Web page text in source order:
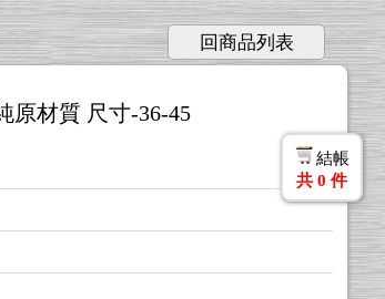
回商品列表
原材質 尺寸-36-45
結帳
共 0 件